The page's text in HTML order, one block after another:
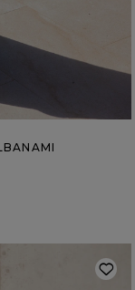
RÓŻOWE
KREMOWE